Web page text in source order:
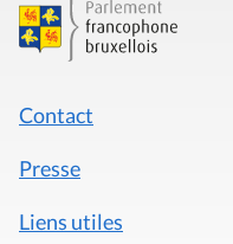
Contact
Presse
Liens utiles